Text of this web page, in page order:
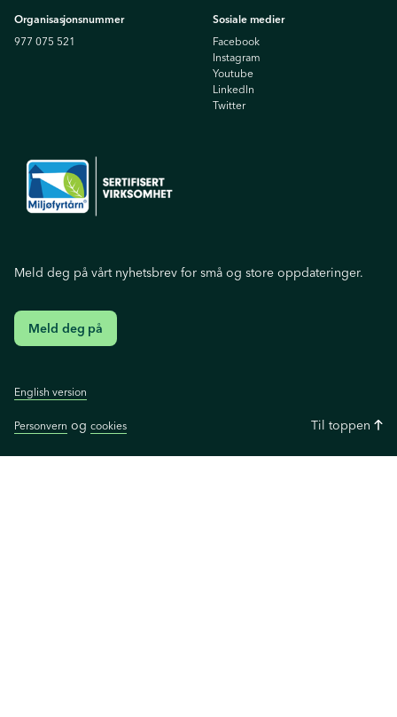
Organisasjonsnummer
977 075 521
Sosiale medier
Facebook
Instagram
Youtube
Linkedln
Twitter
Meld deg på vårt nyhetsbrev for små og store oppdateringer.
Meld deg på
English version
Personvern og cookies Til toppen